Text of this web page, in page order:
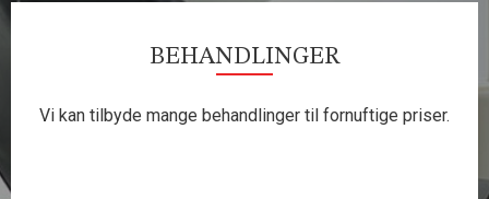
BEHANDLINGER
Vi kan tilbyde mange behandlinger til fornuftige priser.